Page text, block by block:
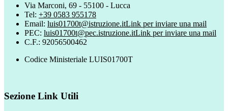
Via Marconi, 69 - 55100 - Lucca
Tel: +39 0583 955178
Email: luis01700t@istruzione.itLink per inviare una mail
PEC: luis01700t@pec.istruzione.itLink per inviare una mail
C.F.: 92056500462
Codice Ministeriale LUIS01700T
Sezione Link Utili